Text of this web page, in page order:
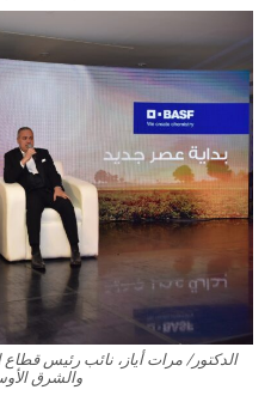
الدكتور/ مرات أياز، نائب رئيس قطاع
والشرق